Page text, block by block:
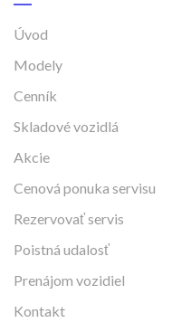
Úvod
Modely
Cenník
Skladové vozidlá
Akcie
Cenová ponuka servisu
Rezervovať servis
Poistná udalosť
Prenájom vozidiel
Kontakt